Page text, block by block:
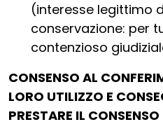
(interesse legittimo
conservazione: per
contenzioso
CONSENSO AL
LORO UTILIZZO E
PRESTARE IL CONSENSO